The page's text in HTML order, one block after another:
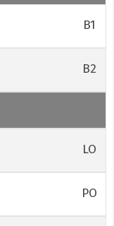
B1
B2
LO
PO